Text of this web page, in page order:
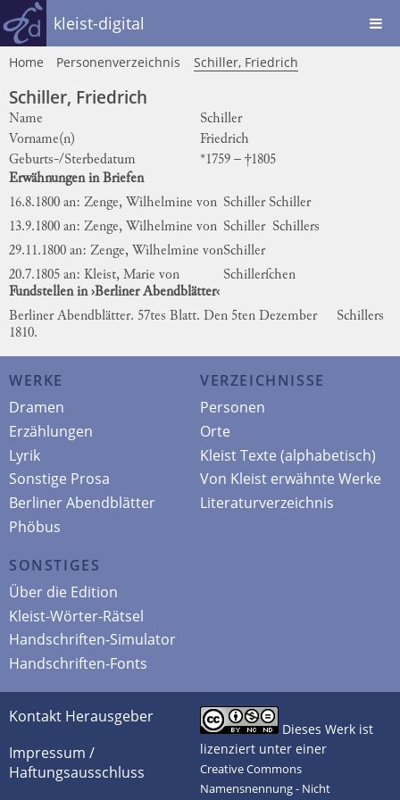
kleist-digital
Home Personenverzeichnis Schiller, Friedrich
Schiller, Friedrich
Name
Schiller
Vorname(n)
Friedrich
Geburts-/Sterbedatum
*1759 – †1805
Erwähnungen in Briefen
16.8.1800 an: Zenge, Wilhelmine von Schiller Schiller
13.9.1800 an: Zenge, Wilhelmine von Schiller Schillers
29.11.1800 an: Zenge, Wilhelmine vonSchiller
20.7.1805 an: Kleist, Marie von
Schillerſchen
Fundstellen in ›Berliner Abendblätter‹
Berliner Abendblätter. 57tes Blatt. Den 5ten Dezember
1810.
Schillers
WERKE
Dramen
Erzählungen
Lyrik
Sonstige Prosa
Berliner Abendblätter
Phöbus
VERZEICHNISSE
Personen
Orte
Kleist Texte (alphabetisch)
Von Kleist erwähnte Werke
Literaturverzeichnis
SONSTIGES
Über die Edition
Kleist-Wörter-Rätsel
Handschriften-Simulator
Handschriften-Fonts
Kontakt Herausgeber
Impressum /
Haftungsausschluss
Dieses Werk ist
lizenziert unter einer
Creative Commons
Namensnennung - Nicht